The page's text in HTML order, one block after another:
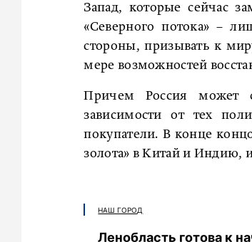
Запад, которые сейчас
«Северного потока» –
стороны, призывать к
мере возможностей
Причем Россия может
зависимости от тех
покупатели. В конце
золота» в Китай и Индию, и
НАШ ГОРОД
Ленобласть готова к